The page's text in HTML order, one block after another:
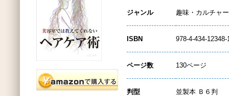
ジャンル 趣味・カルチャー
ISBN 978-4-434-12348-
ページ数 130ページ
判型 並製本 Ｂ６判